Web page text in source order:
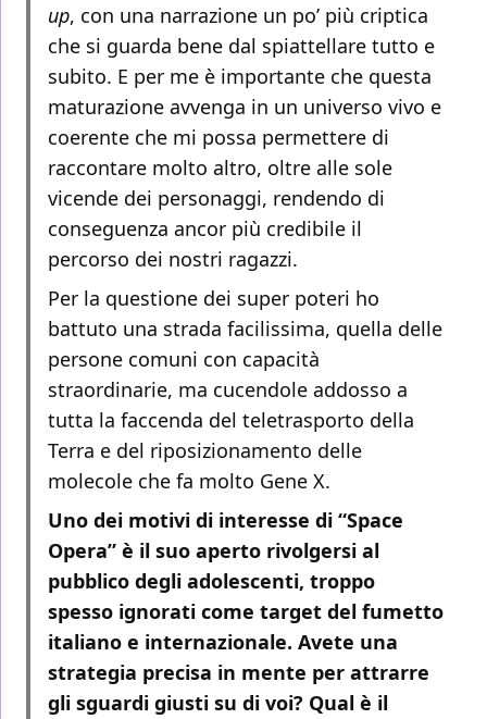
up, con una narrazione un po’ più criptica
che si guarda bene dal spiattellare tutto e
subito. E per me è importante che questa
maturazione avvenga in un universo vivo e
coerente che mi possa permettere di
raccontare molto altro, oltre alle sole
vicende dei personaggi, rendendo di
conseguenza ancor più credibile il
percorso dei nostri ragazzi.
Per la questione dei super poteri ho
battuto una strada facilissima, quella delle
persone comuni con capacità
straordinarie, ma cucendole addosso a
tutta la faccenda del teletrasporto della
Terra e del riposizionamento delle
molecole che fa molto Gene X.
Uno dei motivi di interesse di “Space
Opera” è il suo aperto rivolgersi al
pubblico degli adolescenti, troppo
spesso ignorati come target del fumetto
italiano e internazionale. Avete una
strategia precisa in mente per attrarre
gli sguardi giusti su di voi? Qual è il